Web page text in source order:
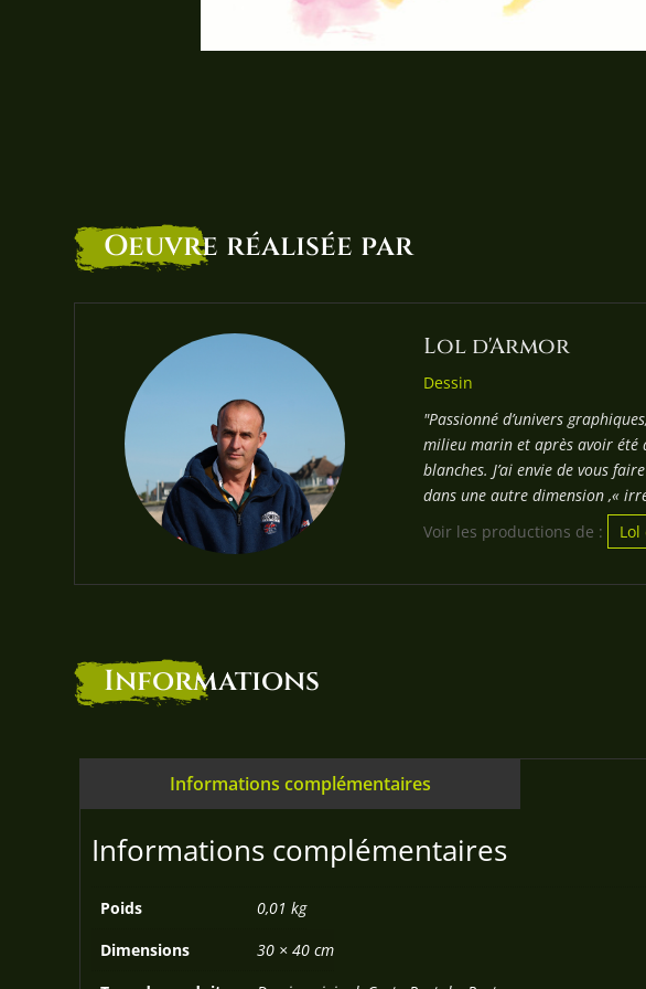
Oeuvre réalisée par
Lol d'Armor
Dessin
"Passionné d’univers
milieu marin et après avoir été
blanches. J’ai envie de vous
dans une autre dimension ,«
Voir les productions de :
Informations
Informations complémentaires
Informations complémentaires
Poids
0,01 kg
Dimensions
30 × 40 cm